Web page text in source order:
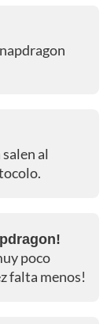
al
poco
falta menos!